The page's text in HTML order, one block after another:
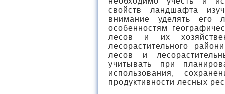
свойств ландшафта
внимание уделять его
особенностям
лесов и их
лесорастительного
лесов и
учитывать при
использования,
продуктивности лесных